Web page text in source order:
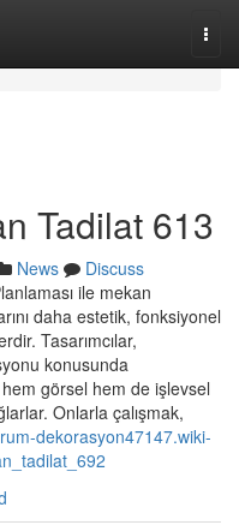
Tadilat 613
News
Discuss
ile mekan
daha estetik, fonksiyonel
Tasarımcılar,
konusunda
görsel hem de işlevsel
Onlarla çalışmak,
dekorasyon47147.wiki-